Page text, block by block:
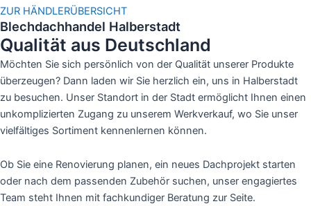
ZUR HÄNDLERÜBERSICHT
Blechdachhandel Halberstadt
Qualität aus Deutschland
Möchten Sie sich persönlich von der Qualität unserer Produkte
überzeugen? Dann laden wir Sie herzlich ein, uns in Halberstadt
zu besuchen. Unser Standort in der Stadt ermöglicht Ihnen einen
unkomplizierten Zugang zu unserem Werkverkauf, wo Sie unser
vielfältiges Sortiment kennenlernen können.
Ob Sie eine Renovierung planen, ein neues Dachprojekt starten
oder nach dem passenden Zubehör suchen, unser engagiertes
Team steht Ihnen mit fachkundiger Beratung zur Seite.